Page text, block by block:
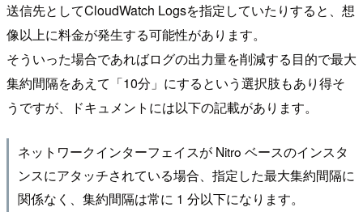
送信先としてCloudWatch Logsを指定していたりすると、想
像以上に料金が発生する可能性があります。
そういった場合であればログの出力量を削減する目的で最大
集約間隔をあえて「10分」にするという選択肢もあり得そ
うですが、ドキュメントには以下の記載があります。
ネットワークインターフェイスが Nitro ベースのインスタ
ンスにアタッチされている場合、指定した最大集約間隔に
関係なく、集約間隔は常に 1 分以下になります。